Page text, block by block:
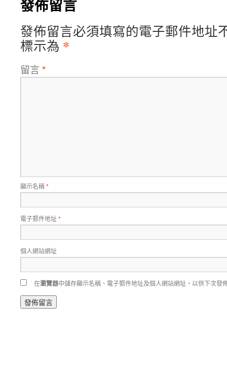
發佈留言
發佈留言必須填寫的電子郵件地址
標示為 *
留言 *
顯示名稱*
電子郵件地址*
個人網站網址
在瀏覽器中儲存顯示名稱、電子郵件地址及個人網站網址，以供下次發